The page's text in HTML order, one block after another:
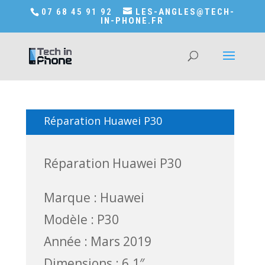
Accédez a Shop-in-tech-in-phone
07 68 45 91 92
LES-ANGLES@TECH-
IN-PHONE.FR
Réparation Huawei P30
Réparation Huawei P30
Marque : Huawei
Modèle : P30
Année : Mars 2019